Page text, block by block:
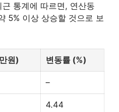
통계에 따르면, 연산동
5% 이상 상승할 것으로 보
원) 변동률 (%)
–
4.44